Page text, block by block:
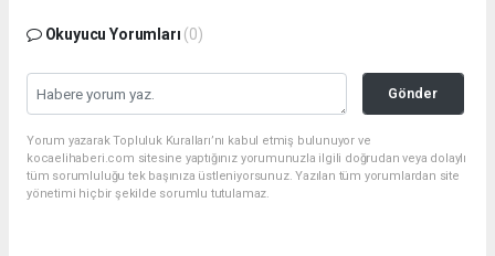
Okuyucu Yorumları (0)
Gönder
Yorum yazarak Topluluk Kuralları’nı kabul etmiş bulunuyor ve
kocaelihaberi.com sitesine yaptığınız yorumunuzla ilgili doğrudan veya dolaylı
tüm sorumluluğu tek başınıza üstleniyorsunuz. Yazılan tüm yorumlardan site
yönetimi hiçbir şekilde sorumlu tutulamaz.